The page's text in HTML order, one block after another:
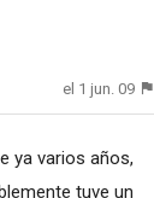
el 1 jun. 09
ya varios años,
tuve un